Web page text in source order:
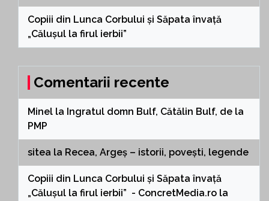
Copiii din Lunca Corbului și Săpata învață
„Călușul la firul ierbii”
Comentarii recente
Minel la Ingratul domn Bulf, Cătălin Bulf, de la
PMP
sitea la Recea, Argeș – istorii, povești, legende
Copiii din Lunca Corbului și Săpata învață
„Călușul la firul ierbii” - ConcretMedia.ro la